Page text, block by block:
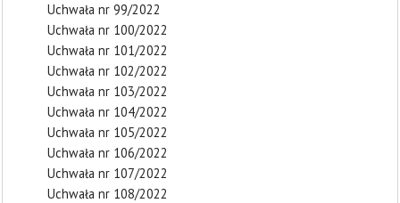
Uchwała nr 99/2022
Uchwała nr 100/2022
Uchwała nr 101/2022
Uchwała nr 102/2022
Uchwała nr 103/2022
Uchwała nr 104/2022
Uchwała nr 105/2022
Uchwała nr 106/2022
Uchwała nr 107/2022
Uchwała nr 108/2022